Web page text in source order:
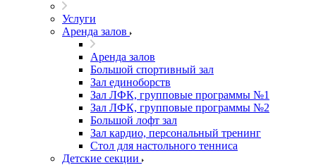
Услуги
Аренда залов
Аренда залов
Большой спортивный зал
Зал единоборств
Зал ЛФК, групповые программы №1
Зал ЛФК, групповые программы №2
Большой лофт зал
Зал кардио, персональный тренинг
Стол для настольного тенниса
Детские секции